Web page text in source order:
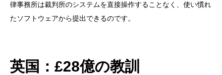
律事務所は裁判所のシステムを直接操作することなく、使い慣れ
たソフトウェアから提出できるのです。
英国：£28億の教訓